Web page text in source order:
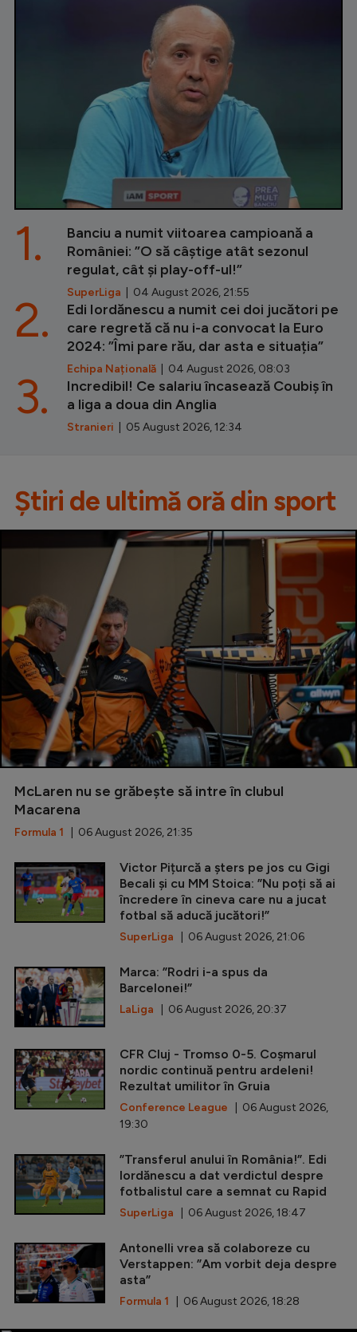
Banciu a numit viitoarea campioană a
României: ”O să câștige atât sezonul
regulat, cât și play-off-ul!”
SuperLiga | 04 August 2026, 21:55
1.
Edi Iordănescu a numit cei doi jucători pe
care regretă că nu i-a convocat la Euro
2024: ”Îmi pare rău, dar asta e situația”
Echipa Națională | 04 August 2026, 08:03
2.
Incredibil! Ce salariu încasează Coubiș în
a liga a doua din Anglia
Stranieri | 05 August 2026, 12:34
3.
Știri de ultimă oră din sport
McLaren nu se grăbește să intre în clubul
Macarena
Formula 1 | 06 August 2026, 21:35
Victor Pițurcă a șters pe jos cu Gigi
Becali și cu MM Stoica: ”Nu poți să ai
încredere în cineva care nu a jucat
fotbal să aducă jucători!”
SuperLiga | 06 August 2026, 21:06
Marca: ”Rodri i-a spus da
Barcelonei!”
LaLiga | 06 August 2026, 20:37
CFR Cluj - Tromso 0-5. Coșmarul
nordic continuă pentru ardeleni!
Rezultat umilitor în Gruia
Conference League | 06 August 2026,
19:30
”Transferul anului în România!”. Edi
Iordănescu a dat verdictul despre
fotbalistul care a semnat cu Rapid
SuperLiga | 06 August 2026, 18:47
Antonelli vrea să colaboreze cu
Verstappen: ”Am vorbit deja despre
asta”
Formula 1 | 06 August 2026, 18:28